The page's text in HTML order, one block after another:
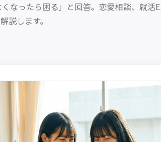
なったら困る」と回答。恋愛相談、就
説します。